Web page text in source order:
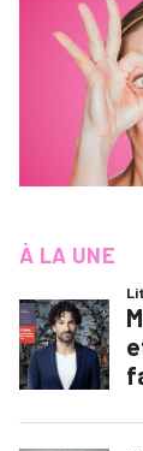
À LA UNE